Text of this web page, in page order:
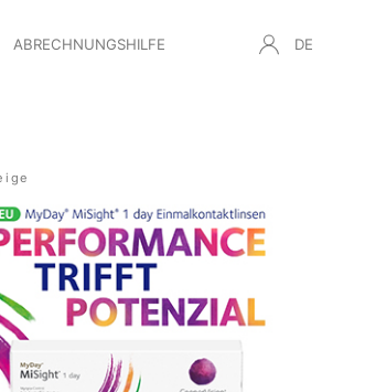
ABRECHNUNGSHILFE DE